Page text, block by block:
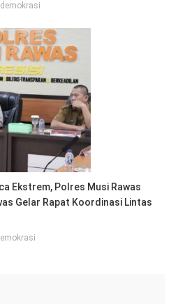
Ekstrem, Polres Musi Rawas
Gelar Rapat Koordinasi Lintas